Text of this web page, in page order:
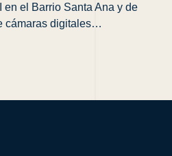
el Barrio Santa Ana y de
cámaras digitales…